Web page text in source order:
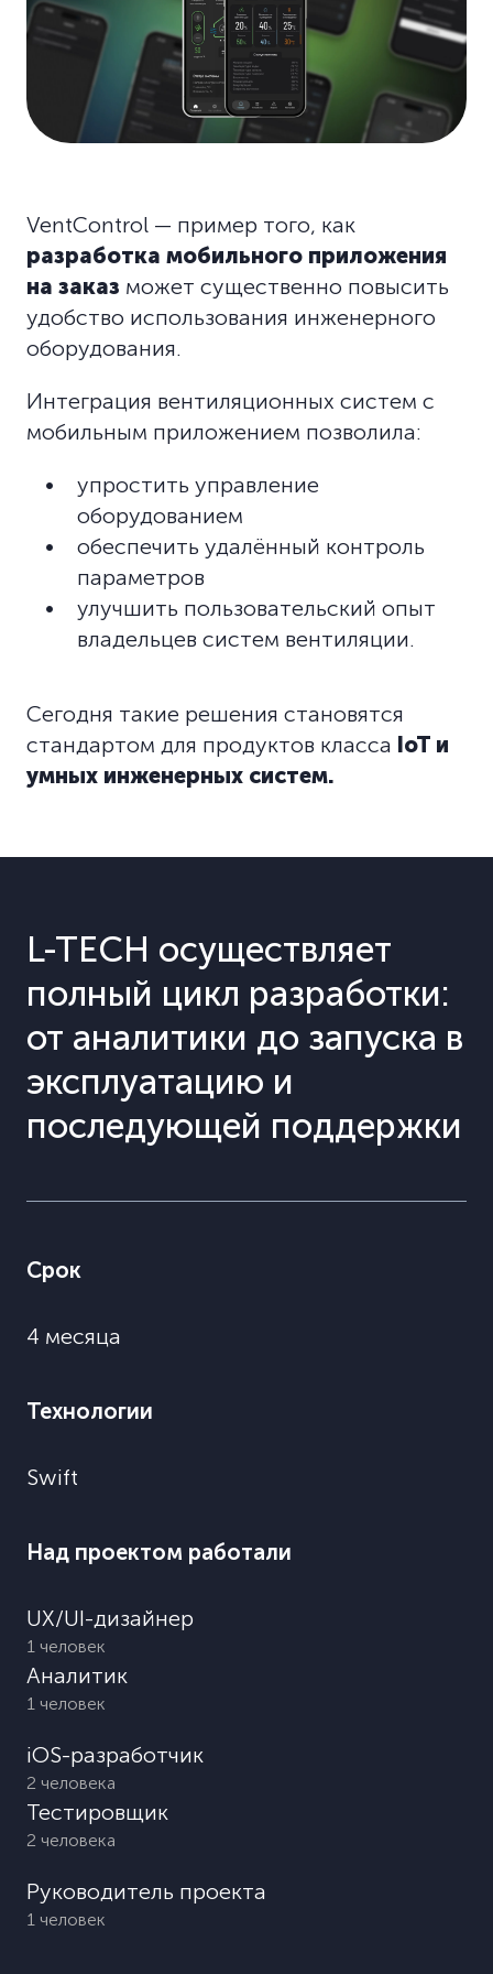
VentControl — пример того, как
разработка мобильного приложения
на заказ может существенно повысить
удобство использования инженерного
оборудования.
Интеграция вентиляционных систем с
мобильным приложением позволила:
упростить управление
оборудованием
обеспечить удалённый контроль
параметров
улучшить пользовательский опыт
владельцев систем вентиляции.
Сегодня такие решения становятся
стандартом для продуктов класса IoT и
умных инженерных систем.
L-TECH осуществляет
полный цикл разработки:
от аналитики до запуска в
эксплуатацию и
последующей поддержки
Срок
4 месяца
Технологии
Swift
Над проектом работали
UX/UI-дизайнер
1 человек
Аналитик
1 человек
iOS-разработчик
2 человека
Тестировщик
2 человека
Руководитель проекта
1 человек